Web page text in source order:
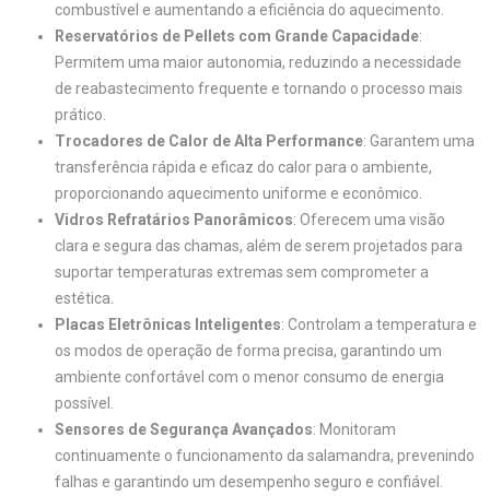
combustível e aumentando a eficiência do aquecimento.
Reservatórios de Pellets com Grande Capacidade:
Permitem uma maior autonomia, reduzindo a necessidade
de reabastecimento frequente e tornando o processo mais
prático.
Trocadores de Calor de Alta Performance: Garantem uma
transferência rápida e eficaz do calor para o ambiente,
proporcionando aquecimento uniforme e econômico.
Vidros Refratários Panorâmicos: Oferecem uma visão
clara e segura das chamas, além de serem projetados para
suportar temperaturas extremas sem comprometer a
estética.
Placas Eletrônicas Inteligentes: Controlam a temperatura e
os modos de operação de forma precisa, garantindo um
ambiente confortável com o menor consumo de energia
possível.
Sensores de Segurança Avançados: Monitoram
continuamente o funcionamento da salamandra, prevenindo
falhas e garantindo um desempenho seguro e confiável.